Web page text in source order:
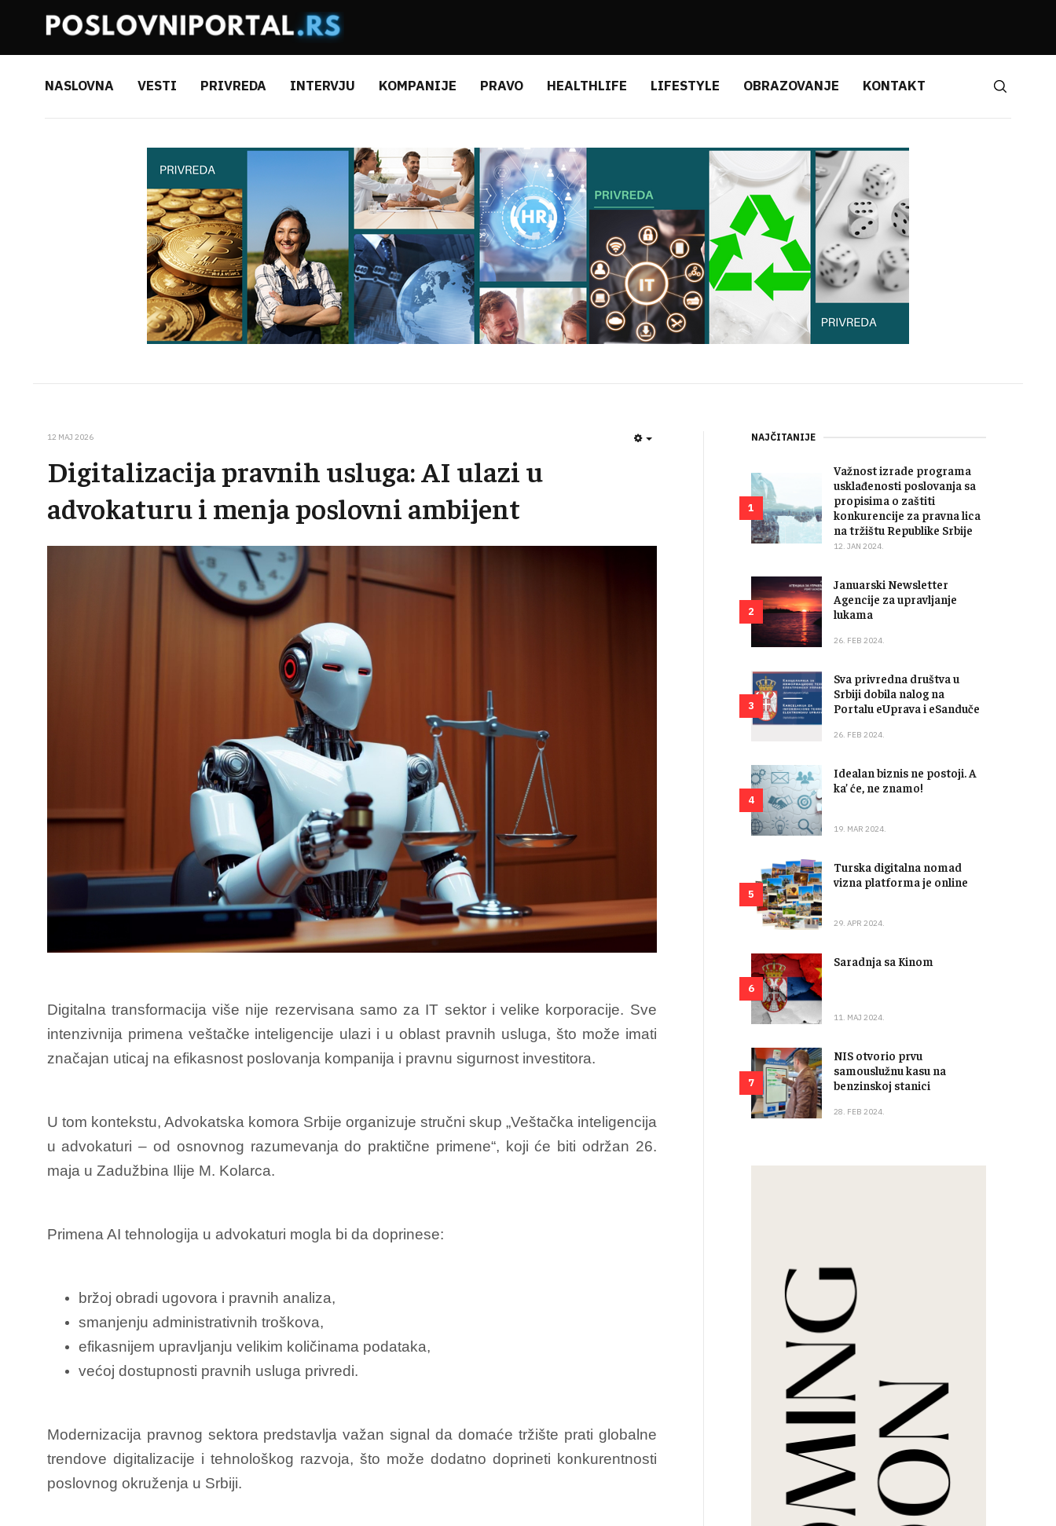
NASLOVNA VESTI PRIVREDA INTERVJU KOMPANIJE PRAVO HEALTHLIFE LIFESTYLE OBRAZOVANJE KONTAKT
12 MAJ 2026
Digitalizacija pravnih usluga: AI ulazi u
advokaturu i menja poslovni ambijent
Digitalna transformacija više nije rezervisana samo za IT sektor i velike korporacije. Sve
intenzivnija primena veštačke inteligencije ulazi i u oblast pravnih usluga, što može imati
značajan uticaj na efikasnost poslovanja kompanija i pravnu sigurnost investitora.
U tom kontekstu, Advokatska komora Srbije organizuje stručni skup „Veštačka inteligencija
u advokaturi – od osnovnog razumevanja do praktične primene“, koji će biti održan 26.
maja u Zadužbina Ilije M. Kolarca.
Primena AI tehnologija u advokaturi mogla bi da doprinese:
bržoj obradi ugovora i pravnih analiza,
smanjenju administrativnih troškova,
efikasnijem upravljanju velikim količinama podataka,
većoj dostupnosti pravnih usluga privredi.
Modernizacija pravnog sektora predstavlja važan signal da domaće tržište prati globalne
trendove digitalizacije i tehnološkog razvoja, što može dodatno doprineti konkurentnosti
poslovnog okruženja u Srbiji.
NAJČITANIJE
1
Važnost izrade programa
usklađenosti poslovanja sa
propisima o zaštiti
konkurencije za pravna lica
na tržištu Republike Srbije
12. JAN 2024.
2
Januarski Newsletter
Agencije za upravljanje
lukama
26. FEB 2024.
3
Sva privredna društva u
Srbiji dobila nalog na
Portalu eUprava i eSanduče
26. FEB 2024.
4
Idealan biznis ne postoji. A
ka’ će, ne znamo!
19. MAR 2024.
5
Turska digitalna nomad
vizna platforma je online
29. APR 2024.
6
Saradnja sa Kinom
11. MAJ 2024.
7
NIS otvorio prvu
samouslužnu kasu na
benzinskoj stanici
28. FEB 2024.